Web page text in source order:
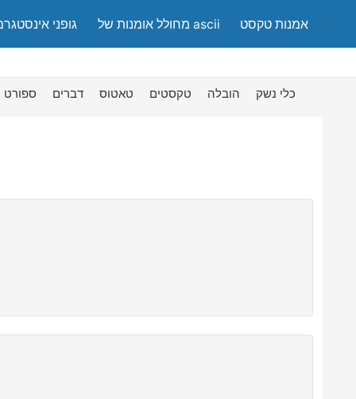
גופני מחולל אומנות של ascii אמנות טקסט
ספורט דברים טאטוס טקסטים הובלה כלי נשק